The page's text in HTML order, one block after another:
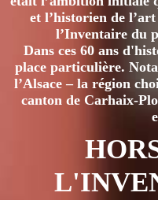
et l’historien de
l’Inventaire du
Dans ces 60 ans
place particulière.
l’Alsace – la région
canton de Carhaix-